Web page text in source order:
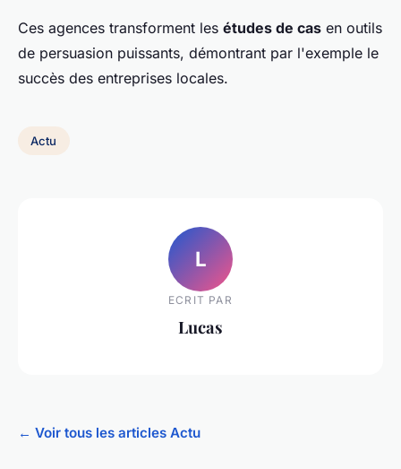
Ces agences transforment les études de cas en outils
de persuasion puissants, démontrant par l'exemple le
succès des entreprises locales.
Actu
L
ECRIT PAR
Lucas
← Voir tous les articles Actu